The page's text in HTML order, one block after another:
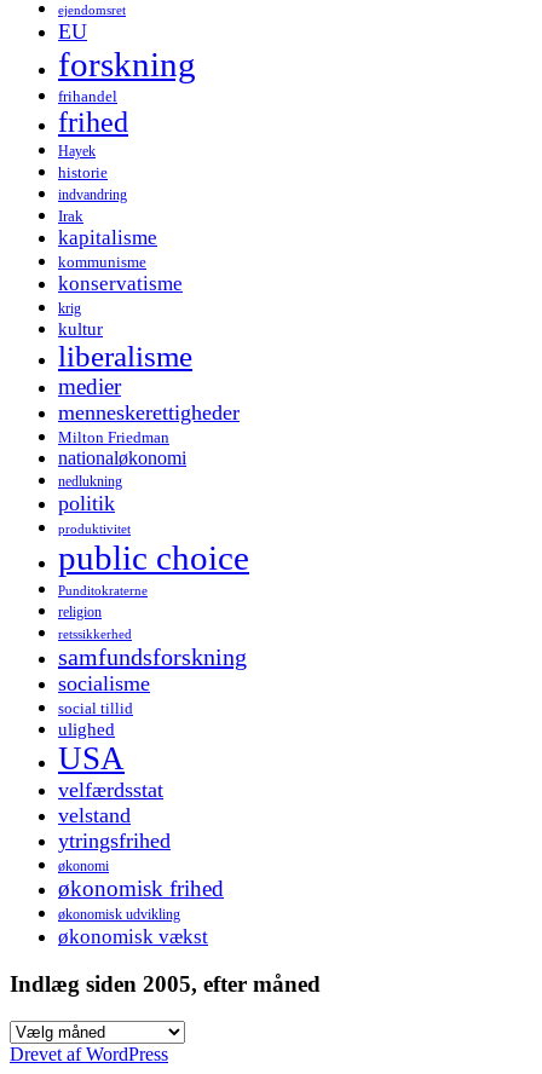
ejendomsret
EU
forskning
frihandel
frihed
Hayek
historie
indvandring
Irak
kapitalisme
kommunisme
konservatisme
krig
kultur
liberalisme
medier
menneskerettigheder
Milton Friedman
nationaløkonomi
nedlukning
politik
produktivitet
public choice
Punditokraterne
religion
retssikkerhed
samfundsforskning
socialisme
social tillid
ulighed
USA
velfærdsstat
velstand
ytringsfrihed
økonomi
økonomisk frihed
økonomisk udvikling
økonomisk vækst
Indlæg siden 2005, efter måned
Indlæg
siden
Drevet af WordPress